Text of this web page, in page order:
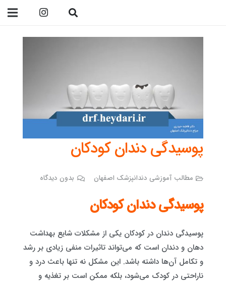
پوسیدگی دندان کودکان
مطالب آموزشی دندانپزشک اصفهان بدون دیدگاه
پوسیدگی دندان کودکان
پوسیدگی دندان در کودکان یکی از مشکلات شایع بهداشت
دهان و دندان است که می‌تواند تاثیرات منفی زیادی بر رشد
و تکامل آن‌ها داشته باشد. این مشکل نه تنها باعث درد و
ناراحتی در کودک می‌شود، بلکه ممکن است بر تغذیه و